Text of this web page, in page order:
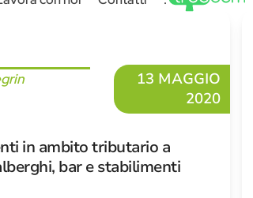
13 MAGGIO
2020
in ambito tributario a
bar e stabilimenti